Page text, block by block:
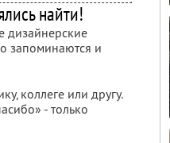
найти!
дизайнерские
запоминаются и
коллеге или другу.
- только